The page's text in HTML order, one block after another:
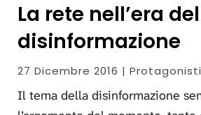
La rete nell’era
disinformazione
27 Dicembre 2016 | Protagonisti
Il tema della disinformazione